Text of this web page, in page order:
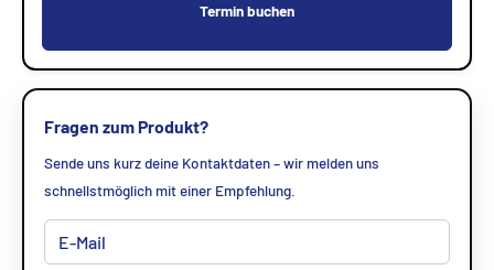
Termin buchen
Fragen zum Produkt?
Sende uns kurz deine Kontaktdaten – wir melden uns
schnellstmöglich mit einer Empfehlung.